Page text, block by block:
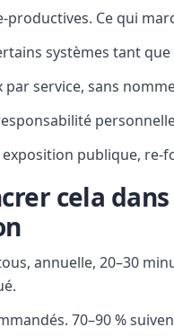
Ce qui
systèmes tant
service, sans
exposition publique,
cela
annuelle, 20–30
70–90 %